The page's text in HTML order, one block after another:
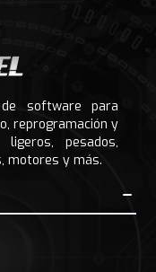
software para
reprogramación y
pesados,
motores y más.